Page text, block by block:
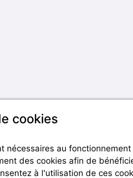
Rejoignez-nous
cookies
nécessaires au
des cookies afin de
à l'utilisation de ces